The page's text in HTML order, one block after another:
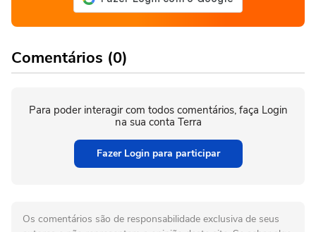
Comentários (0)
Para poder interagir com todos comentários, faça Login
na sua conta Terra
Fazer Login para participar
Os comentários são de responsabilidade exclusiva de seus